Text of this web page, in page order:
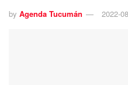
by Agenda Tucumán 2022-